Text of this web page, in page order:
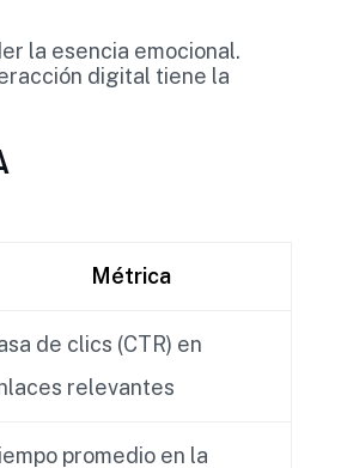
la esencia emocional.
digital tiene la
Métrica
de clics (CTR) en
relevantes
promedio en la